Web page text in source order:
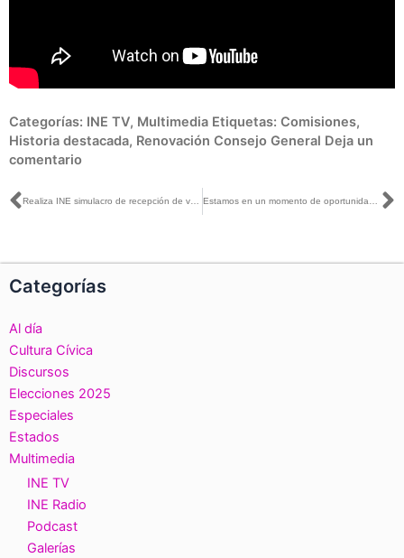
Categorías: INE TV, Multimedia Etiquetas: Comisiones,
Historia destacada, Renovación Consejo General Deja un
comentario
Ant
Categorías
Al día
Cultura Cívica
Discursos
Elecciones 2025
Especiales
Estados
Multimedia
INE TV
INE Radio
Podcast
Galerías